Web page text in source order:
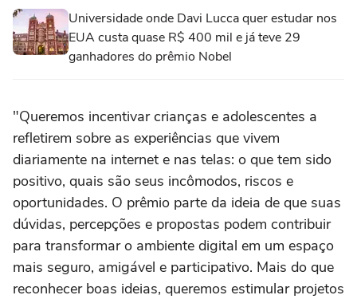
Universidade onde Davi Lucca quer estudar nos
EUA custa quase R$ 400 mil e já teve 29
ganhadores do prêmio Nobel
"Queremos incentivar crianças e adolescentes a
refletirem sobre as experiências que vivem
diariamente na internet e nas telas: o que tem sido
positivo, quais são seus incômodos, riscos e
oportunidades. O prêmio parte da ideia de que suas
dúvidas, percepções e propostas podem contribuir
para transformar o ambiente digital em um espaço
mais seguro, amigável e participativo. Mais do que
reconhecer boas ideias, queremos estimular projetos